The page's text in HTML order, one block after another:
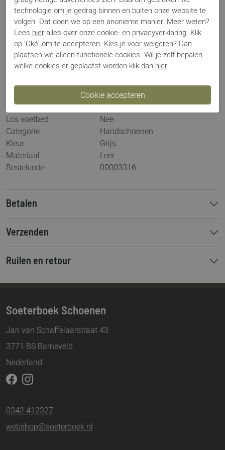
ligt; - Meet de omtrek van beide handen op; - In
onderstaande tabel kunt u zien welke maat het beste bij uw
omtrek past: Maat: 7 = 18cm Maat 7,5 = 19cm Maat 8 =
20,5cm
Specificaties
Forino 1899
Artikelnummer
CA109
Los voetbed
Nee
Categorie
Handschoenen
Kleur
Grijs
Materiaal
Leer
Bestelcode
00003316
Betalen
Verzenden
Ruilen en retour
Soeterboek Schoenen
Jan van Schaffelaarstraat 43
3771 BS Barneveld
Nederland
0342 412327
webshop@soeterboek.nl
technologie om je gedrag binnen en buiten onze website te
volgen. Dat doen we op een anonieme manier. Meer weten?
Lees hier alles over onze cookie- en privacyverklaring. Klik
op 'Oké' om te accepteren. Kies je voor weigeren? Dan
plaatsen we alleen functionele cookies. Wil je zelf bepalen
welke cookies er geplaatst worden klik dan hier.